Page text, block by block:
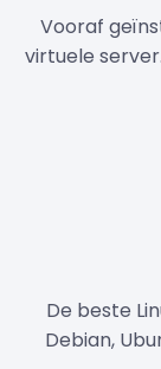
Vooraf
virtuele
De beste
Debian,